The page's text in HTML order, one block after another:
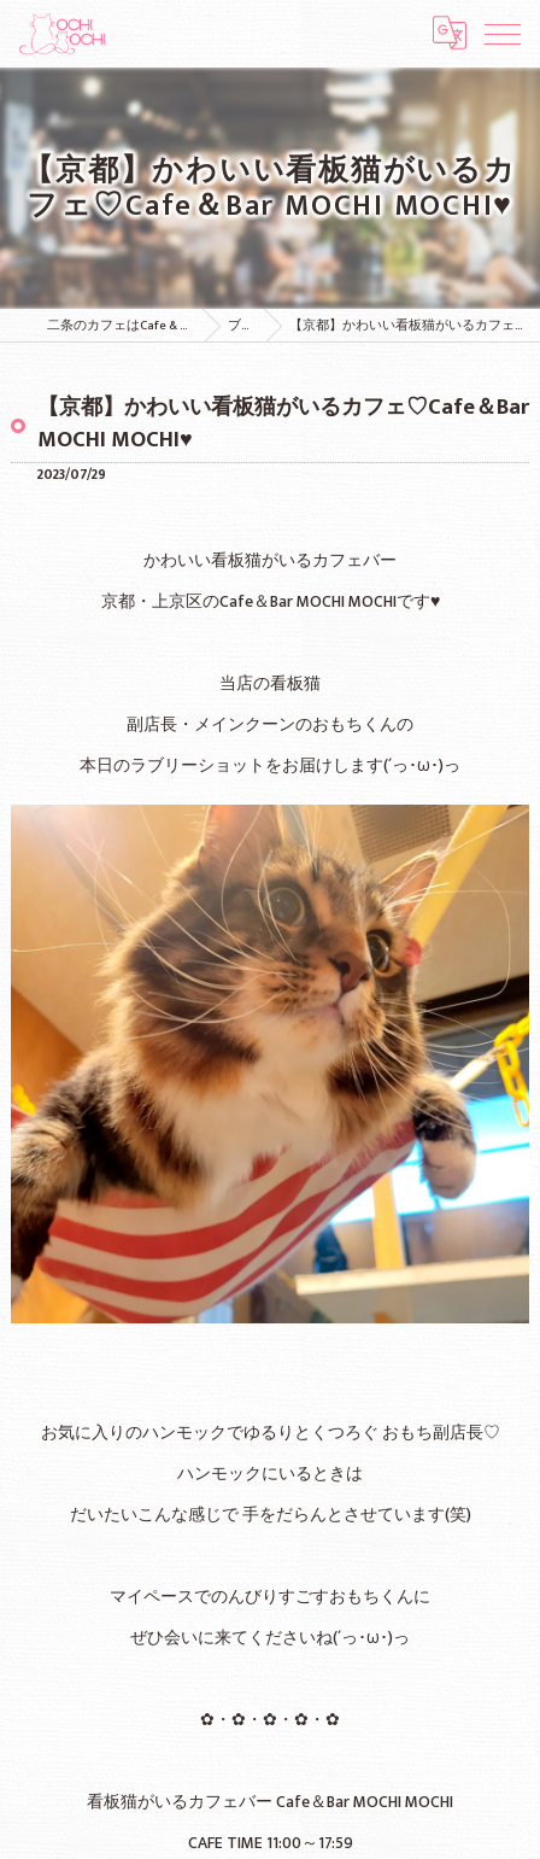
【京都】かわいい看板猫がいるカ
フェ♡Cafe＆Bar MOCHI MOCHI♥
二条のカフェはCafe & Bar MOCHI MOCHI ブログ 【京都】かわいい看板猫がいるカフェ♡Cafe＆Bar MOCHI MOCHI♥
【京都】かわいい看板猫がいるカフェ♡Cafe＆Bar
MOCHI MOCHI♥
2023/07/29
かわいい看板猫がいるカフェバー
京都・上京区のCafe＆Bar MOCHI MOCHIです♥
当店の看板猫
副店長・メインクーンのおもちくんの
本日のラブリーショットをお届けします(´っ･ω･)っ
お気に入りのハンモックでゆるりとくつろぐ おもち副店長♡
ハンモックにいるときは
だいたいこんな感じで 手をだらんとさせています(笑)
マイペースでのんびりすごすおもちくんに
ぜひ会いに来てくださいね(´っ･ω･)っ
✿・✿・✿・✿・✿
看板猫がいるカフェバー Cafe＆Bar MOCHI MOCHI
CAFE TIME 11:00～17:59